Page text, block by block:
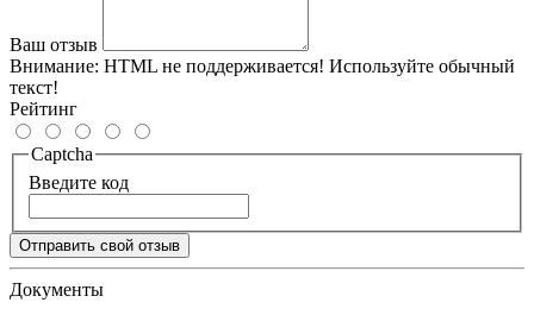
Ваш отзыв
Внимание: HTML не поддерживается! Используйте обычный
текст!
Рейтинг
Captcha
Введите код
Отправить свой отзыв
Документы